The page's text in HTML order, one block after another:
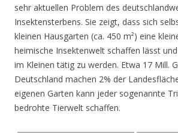
sehr aktuellen Problem des
Insektensterbens. Sie zeigt, dass sich
kleinen Hausgarten (ca. 450 m²) eine
heimische Insektenwelt schaffen lässt
im Kleinen tätig zu werden. Etwa 17 Mill.
Deutschland machen 2% der
eigenen Garten kann jeder sogenannte
bedrohte Tierwelt schaffen.